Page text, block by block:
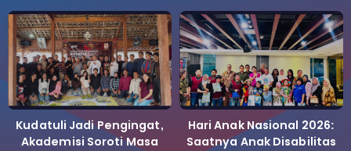
Kudatuli Jadi Pengingat,
Akademisi Soroti Masa
Hari Anak Nasional 2026:
Saatnya Anak Disabilitas